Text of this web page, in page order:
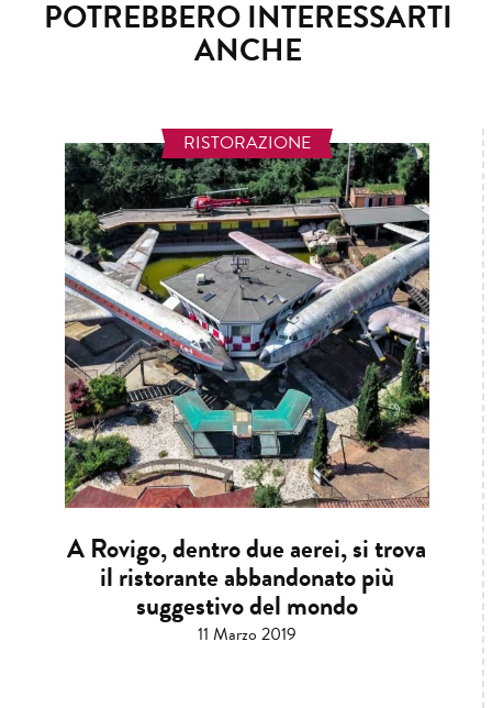
POTREBBERO INTERESSARTI
ANCHE
RISTORAZIONE
A Rovigo, dentro due aerei, si trova
il ristorante abbandonato più
suggestivo del mondo
11 Marzo 2019